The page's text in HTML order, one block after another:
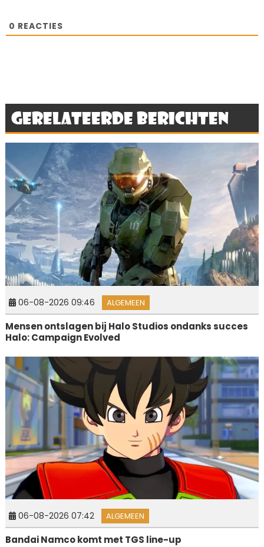
0 REACTIES
Gerelateerde berichten
06-08-2026 09:46 ALGEMEEN
Mensen ontslagen bij Halo Studios ondanks succes
Halo: Campaign Evolved
06-08-2026 07:42 ALGEMEEN
Bandai Namco komt met TGS line-up